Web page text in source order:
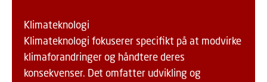
Klimateknologi
Klimateknologi fokuserer specifikt på at modvirke
klimaforandringer og håndtere deres
konsekvenser. Det omfatter udvikling og